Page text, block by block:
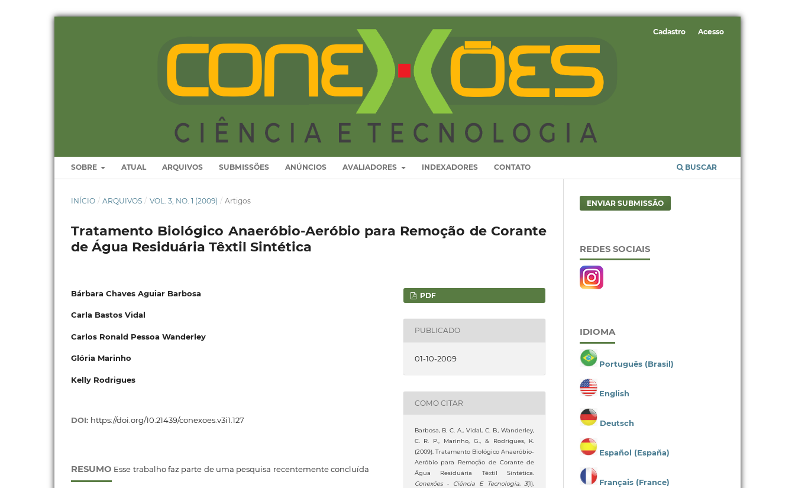
SOBRE ATUAL ARQUIVOS SUBMISSÕES ANÚNCIOS AVALIADORES INDEXADORES CONTATO BUSCAR
Cadastro Acesso
INÍCIO / ARQUIVOS / VOL. 3, NO. 1 (2009) / Artigos
Tratamento Biológico Anaeróbio-Aeróbio para Remoção de Corante
de Água Residuária Têxtil Sintética
Bárbara Chaves Aguiar Barbosa
Carla Bastos Vidal
Carlos Ronald Pessoa Wanderley
Glória Marinho
Kelly Rodrigues
DOI: https://doi.org/10.21439/conexoes.v3i1.127
RESUMO Esse trabalho faz parte de uma pesquisa recentemente concluída
PDF
PUBLICADO
01-10-2009
COMO CITAR
Barbosa, B. C. A., Vidal, C. B., Wanderley,
C. R. P., Marinho, G., & Rodrigues, K.
(2009). Tratamento Biológico Anaeróbio-
Aeróbio para Remoção de Corante de
Água Residuária Têxtil Sintética.
Conexões - Ciência E Tecnologia,3(1),
ENVIAR SUBMISSÃO
REDES SOCIAIS
IDIOMA
Português (Brasil)
English
Deutsch
Español (España)
Français (France)